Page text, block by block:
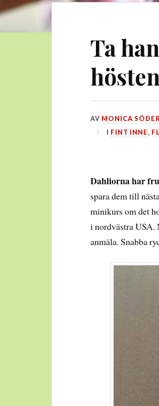
Ta
DEN
AV MONICA
I FINT INNE,
Dahliorna har
spara dem till
minikurs om det
i nordvästra USA.
anmäla. Snabba